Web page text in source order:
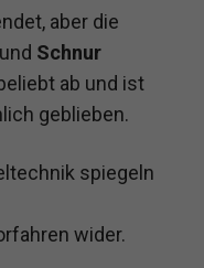
aber die
und Schnur
ab und ist
geblieben.
spiegeln
wider.